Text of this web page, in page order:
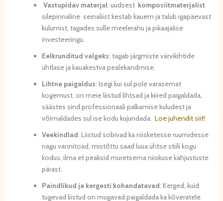
Vastupidav materjal: uudsestkomposiitmaterjalist
silepinnaline seinaliist kestab kauem ja talub igapäevast
kulumist, tagades sulle meelerahu ja pikaajalise
investeeringu.
Eelkrunditud valgeks: tagab järgmiste värvikihtide
ühtlase ja kauakestva pealekandmise.
Lihtne paigaldus: Isegi kui sul pole varasemat
kogemust, on meie liistud lihtsad ja kiired paigaldada,
säästes sind professionaali palkamise kuludest ja
võimaldades sul ise kodu kujundada. Loe juhendit siit!
Veekindlad: Liistud sobivad ka niisketesse ruumidesse
nagu vannitoad, mistõttu saad luua ühtse stiili kogu
kodus, ilma et peaksid muretsema niiskuse kahjustuste
pärast.
Paindlikud ja kergesti kohandatavad: Kerged, kuid
tugevad liistud on mugavad paigaldada ka kõveratele